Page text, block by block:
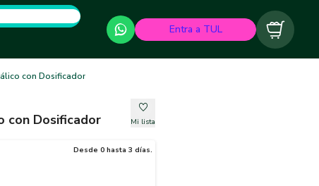
Entra a TUL Carrito
con Dosificador
con Dosificador Mi lista
Desde 0 hasta 3 días.